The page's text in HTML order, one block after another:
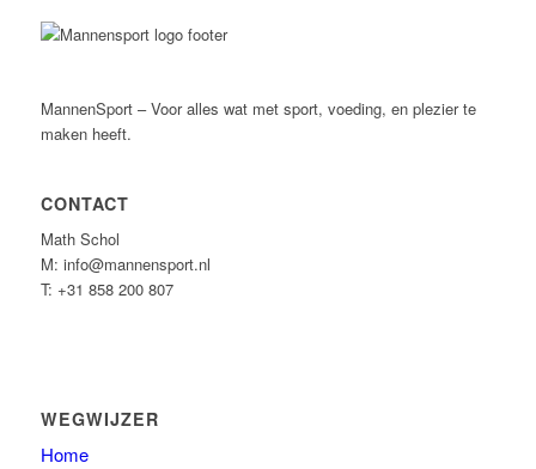
MannenSport – Voor alles wat met sport, voeding, en plezier te
maken heeft.
CONTACT
Math Schol
M: info@mannensport.nl
T: +31 858 200 807
WEGWIJZER
Home